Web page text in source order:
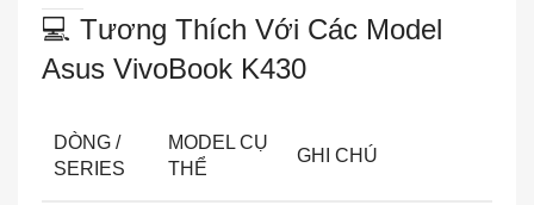
💻 Tương Thích Với Các Model
Asus VivoBook K430
DÒNG /
SERIES
MODEL CỤ
THỂ
GHI CHÚ